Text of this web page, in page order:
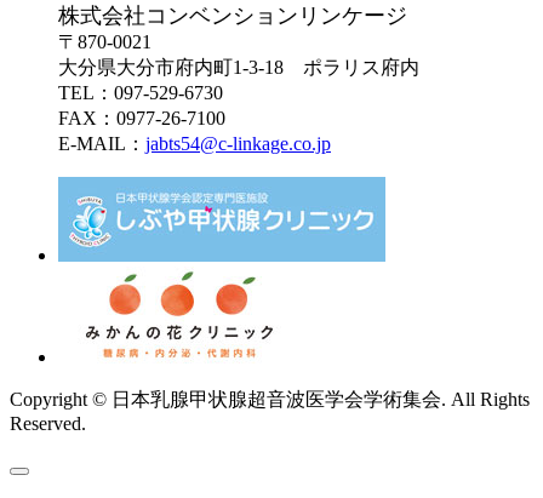
株式会社コンベンションリンケージ
〒870-0021
大分県大分市府内町1-3-18 ポラリス府内
TEL：097-529-6730
FAX：0977-26-7100
E-MAIL： jabts54@c-linkage.co.jp
Copyright © 日本乳腺甲状腺超音波医学会学術集会. All Rights
Reserved.